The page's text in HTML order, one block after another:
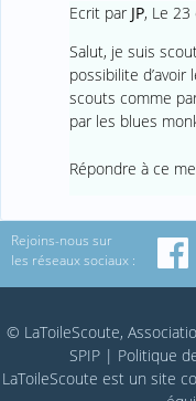
Ecrit par JP, Le
Salut, je suis
possibilite
scouts comme
par les blues
Répondre à ce
Rejoins-nous sur
les réseaux sociaux :
© LaToileScoute,
SPIP| Politique
LaToileScoute est un site